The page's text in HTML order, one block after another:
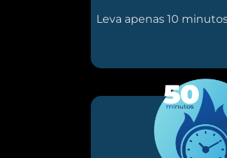
Leva apenas 10